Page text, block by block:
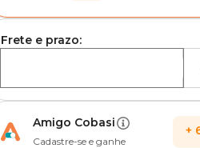
Frete e prazo:
Amigo Cobasi
Cadastre-se e ganhe
+